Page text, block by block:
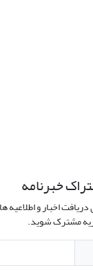
خبرنامه
دریافت اخبار و
مشترک شوید.